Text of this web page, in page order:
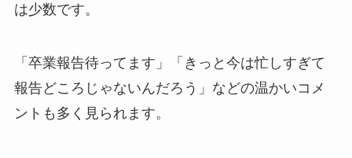
は少数です。
「卒業報告待ってます」「きっと今は忙しすぎて
報告どころじゃないんだろう」などの温かいコメ
ントも多く見られます。